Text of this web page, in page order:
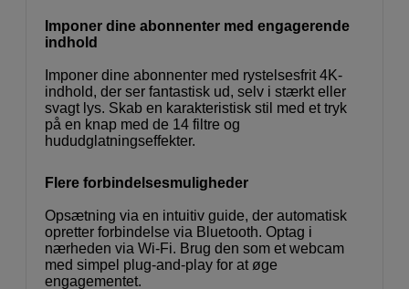
Imponer dine abonnenter med engagerende
indhold
Imponer dine abonnenter med rystelsesfrit 4K-
indhold, der ser fantastisk ud, selv i stærkt eller
svagt lys. Skab en karakteristisk stil med et tryk
på en knap med de 14 filtre og
hududglatningseffekter.
Flere forbindelsesmuligheder
Opsætning via en intuitiv guide, der automatisk
opretter forbindelse via Bluetooth. Optag i
nærheden via Wi-Fi. Brug den som et webcam
med simpel plug-and-play for at øge
engagementet.